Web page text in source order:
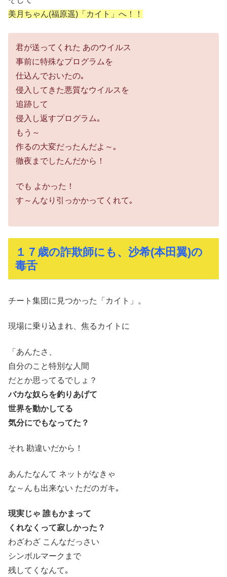
美月ちゃん(福原遥)「カイト」へ！！
君が送ってくれた あのウイルス
事前に特殊なプログラムを
仕込んでおいたの｡
侵入してきた悪質なウイルスを
追跡して
侵入し返すプログラム｡
もう～
作るの大変だったんだよ～｡
徹夜までしたんだから！
でも よかった！
す～んなり引っかかってくれて｡
１７歳の詐欺師にも、沙希(本田翼)の
毒舌
チート集団に見つかった「カイト」。
現場に乗り込まれ、焦るカイトに
「あんたさ、
自分のこと特別な人間
だとか思ってるでしょ？
バカな奴らを釣りあげて
世界を動かしてる
気分にでもなってた？
それ 勘違いだから！
あんたなんて ネットがなきゃ
な～んも出来ない ただのガキ｡
現実じゃ 誰もかまって
くれなくって寂しかった？
わざわざ こんなだっさい
シンボルマークまで
残してくなんて｡